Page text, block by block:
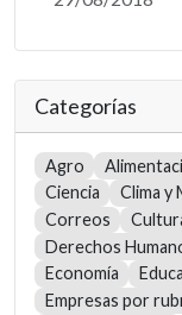
Categorías
Agro
Ciencia
Clima y
Correos
Derechos
Economía
Empresas por